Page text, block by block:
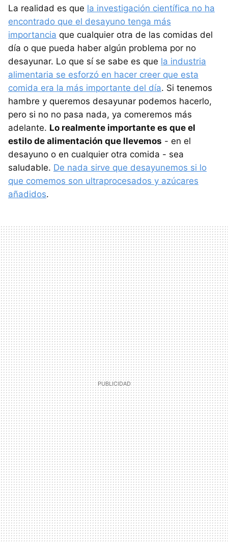
La realidad es que la investigación científica no ha
encontrado que el desayuno tenga más
importancia que cualquier otra de las comidas del
día o que pueda haber algún problema por no
desayunar. Lo que sí se sabe es que la industria
alimentaria se esforzó en hacer creer que esta
comida era la más importante del día. Si tenemos
hambre y queremos desayunar podemos hacerlo,
pero si no no pasa nada, ya comeremos más
adelante. Lo realmente importante es que el
estilo de alimentación que llevemos - en el
desayuno o en cualquier otra comida - sea
saludable. De nada sirve que desayunemos si lo
que comemos son ultraprocesados y azúcares
añadidos.